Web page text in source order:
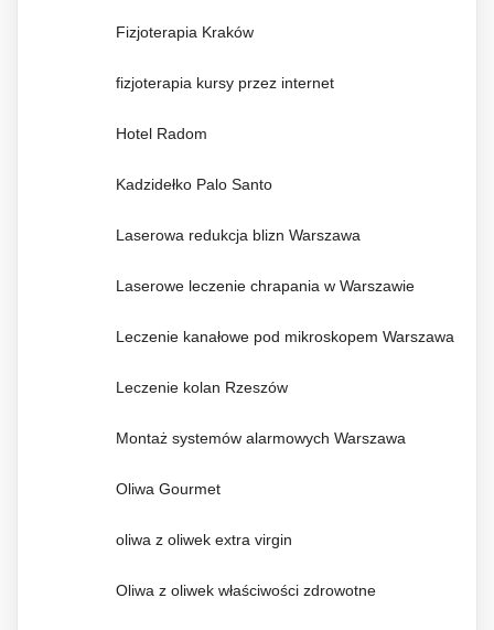
Fizjoterapia Kraków
fizjoterapia kursy przez internet
Hotel Radom
Kadzidełko Palo Santo
Laserowa redukcja blizn Warszawa
Laserowe leczenie chrapania w Warszawie
Leczenie kanałowe pod mikroskopem Warszawa
Leczenie kolan Rzeszów
Montaż systemów alarmowych Warszawa
Oliwa Gourmet
oliwa z oliwek extra virgin
Oliwa z oliwek właściwości zdrowotne